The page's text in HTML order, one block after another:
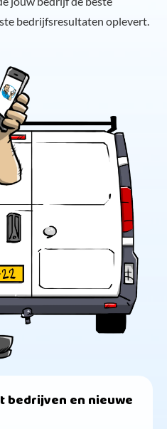
bedrijfsresultaten oplevert.
bedrijven en nieuwe